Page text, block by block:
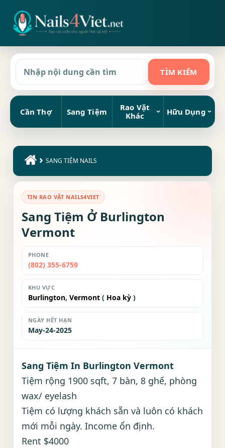
Cần Thợ Sang Tiệm
Rao Vặt
Khác
Hữu Dụng
› SANG TIỆM NAILS
TIN RAO VẶT NAILS4VIET
Sang Tiệm Ở Burlington
Vermont
PHONE
(802) 355-6759
KHU VỰC
Burlington, Vermont ( Hoa kỳ )
NGÀY HẾT HẠN
May-24-2025
Sang Tiệm In Burlington Vermont
Tiệm rộng 1900 sqft, 7 bàn, 8 ghế, phòng
wax/ eyelash
Tiệm có lượng khách sẵn và luôn có khách
mới mỗi ngày. Income ổn định.
Rent $4000